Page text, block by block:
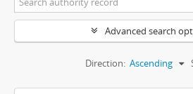
Advanced search
Direction: Ascending